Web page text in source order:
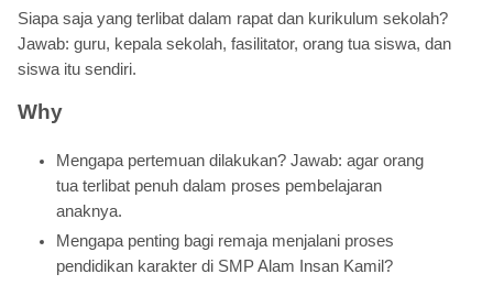
Siapa saja yang terlibat dalam rapat dan kurikulum sekolah?
Jawab: guru, kepala sekolah, fasilitator, orang tua siswa, dan
siswa itu sendiri.
Why
Mengapa pertemuan dilakukan? Jawab: agar orang
tua terlibat penuh dalam proses pembelajaran
anaknya.
Mengapa penting bagi remaja menjalani proses
pendidikan karakter di SMP Alam Insan Kamil?